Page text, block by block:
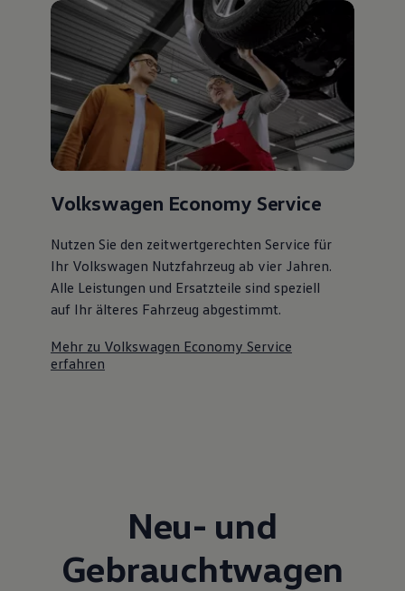
Volkswagen Economy Service
Nutzen Sie den zeitwertgerechten Service für
Ihr Volkswagen Nutzfahrzeug ab vier Jahren.
Alle Leistungen und Ersatzteile sind speziell
auf Ihr älteres Fahrzeug abgestimmt.
Mehr zu Volkswagen Economy Service
erfahren
Neu- und
Gebrauchtwagen